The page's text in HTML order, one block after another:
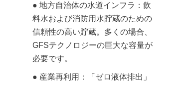
● 地方自治体の水道インフラ：飲
料水および消防用水貯蔵のための
信頼性の高い貯蔵。多くの場合、
GFSテクノロジーの巨大な容量が
必要です。
● 産業再利用：「ゼロ液体排出」